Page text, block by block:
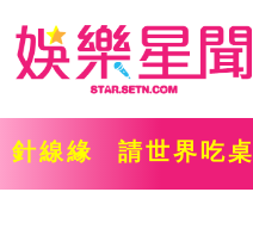
針線緣 請世界吃桌